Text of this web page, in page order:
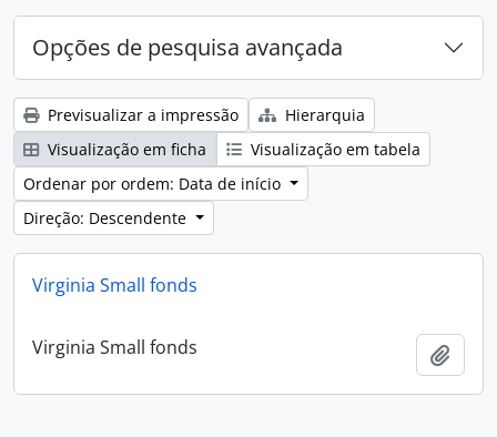
Opções de pesquisa avançada
Previsualizar a impressão
Hierarquia
Visualização em ficha
Visualização em tabela
Ordenar por ordem: Data de início
Direção: Descendente
Virginia Small fonds
Virginia Small fonds